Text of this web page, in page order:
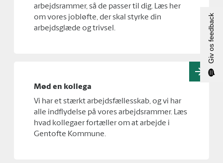
arbejdsrammer, så de passer til dig. Læs her
om vores jobløfte, der skal styrke din
arbejdsglæde og trivsel.
Mød en kollega
Vi har et stærkt arbejdsfællesskab, og vi har
alle indflydelse på vores arbejdsrammer. Læs
hvad kollegaer fortæller om at arbejde i
Gentofte Kommune.
Giv os feedback